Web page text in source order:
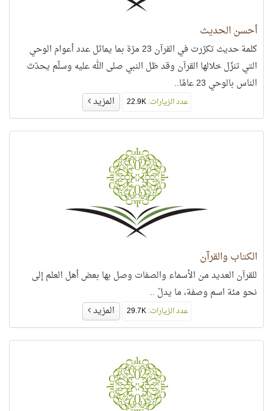
أحسن الحديث
كلمة حديث تكرّرت في القرآن 23 مرّة بما يماثل عدد أعوام الوحي
التي تنزّل خلالها القرآن وقد ظل النبي صلى الله عليه وسلّم يحدّث
الناس بالوحي 23 عامًا..
عدد الزيارات:22.9K المزيد
الكتاب والقرآن
للقرآن العديد من الأسماء والصفات وصل بها بعض أهل العلم إلى
نحو مئة اسم وصفة، ما يدلّ ..
عدد الزيارات:29.7K المزيد